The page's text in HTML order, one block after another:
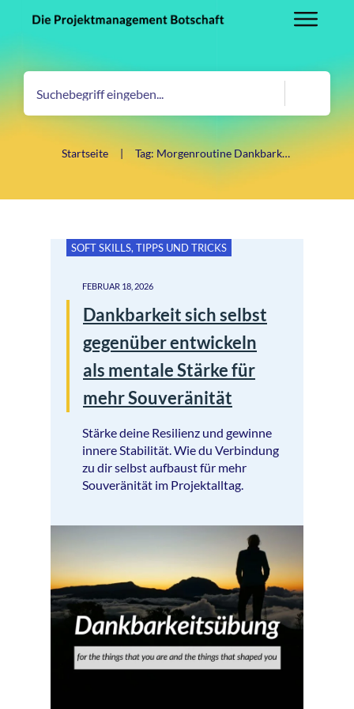
Startseite | Tag: Morgenroutine Dankbarkeit
SOFT SKILLS, TIPPS UND TRICKS
FEBRUAR 18, 2026
Dankbarkeit sich selbst
gegenüber entwickeln
als mentale Stärke für
mehr Souveränität
Stärke deine Resilienz und gewinne
innere Stabilität. Wie du Verbindung
zu dir selbst aufbaust für mehr
Souveränität im Projektalltag.